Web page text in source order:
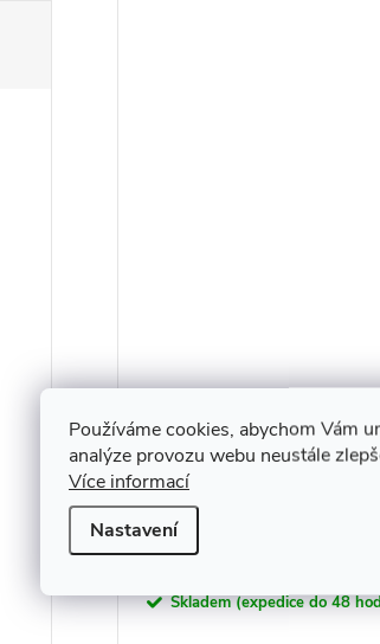
Používáme cookies, abychom Vám
analýze provozu webu neustále
Více informací
Nastavení
Dávkovač mýdla
Skladem (expedice do 48